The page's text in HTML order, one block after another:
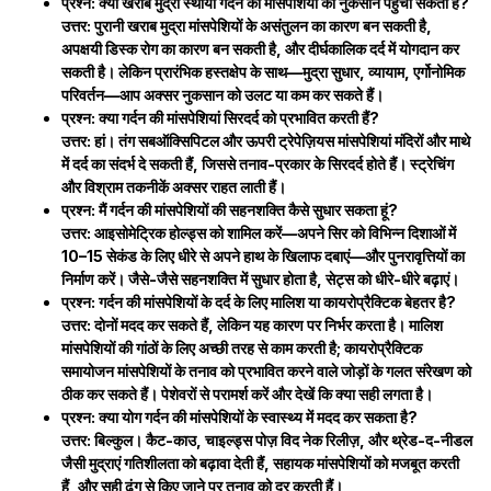
उत्तर: पुरानी खराब मुद्रा मांसपेशियों के असंतुलन का कारण बन सकती है,
अपक्षयी डिस्क रोग का कारण बन सकती है, और दीर्घकालिक दर्द में योगदान कर
सकती है। लेकिन प्रारंभिक हस्तक्षेप के साथ—मुद्रा सुधार, व्यायाम, एर्गोनोमिक
परिवर्तन—आप अक्सर नुकसान को उलट या कम कर सकते हैं।
प्रश्न: क्या गर्दन की मांसपेशियां सिरदर्द को प्रभावित करती हैं?
उत्तर: हां। तंग सबऑक्सिपिटल और ऊपरी ट्रेपेज़ियस मांसपेशियां मंदिरों और माथे
में दर्द का संदर्भ दे सकती हैं, जिससे तनाव-प्रकार के सिरदर्द होते हैं। स्ट्रेचिंग
और विश्राम तकनीकें अक्सर राहत लाती हैं।
प्रश्न: मैं गर्दन की मांसपेशियों की सहनशक्ति कैसे सुधार सकता हूं?
उत्तर: आइसोमेट्रिक होल्ड्स को शामिल करें—अपने सिर को विभिन्न दिशाओं में
10–15 सेकंड के लिए धीरे से अपने हाथ के खिलाफ दबाएं—और पुनरावृत्तियों का
निर्माण करें। जैसे-जैसे सहनशक्ति में सुधार होता है, सेट्स को धीरे-धीरे बढ़ाएं।
प्रश्न: गर्दन की मांसपेशियों के दर्द के लिए मालिश या कायरोप्रैक्टिक बेहतर है?
उत्तर: दोनों मदद कर सकते हैं, लेकिन यह कारण पर निर्भर करता है। मालिश
मांसपेशियों की गांठों के लिए अच्छी तरह से काम करती है; कायरोप्रैक्टिक
समायोजन मांसपेशियों के तनाव को प्रभावित करने वाले जोड़ों के गलत संरेखण को
ठीक कर सकते हैं। पेशेवरों से परामर्श करें और देखें कि क्या सही लगता है।
प्रश्न: क्या योग गर्दन की मांसपेशियों के स्वास्थ्य में मदद कर सकता है?
उत्तर: बिल्कुल। कैट-काउ, चाइल्ड्स पोज़ विद नेक रिलीज़, और थ्रेड-द-नीडल
जैसी मुद्राएं गतिशीलता को बढ़ावा देती हैं, सहायक मांसपेशियों को मजबूत करती
हैं, और सही ढंग से किए जाने पर तनाव को दूर करती हैं।